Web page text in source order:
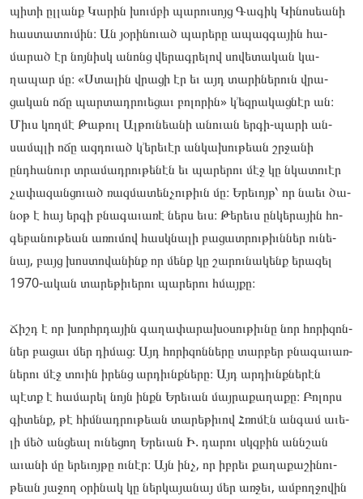
պի­­տի ըլ­­լանք Կա­­րին խումբի պա­­րու­­սոյց Գա­­գիկ Կի­­նոսեանի
հաս­­տա­­­տու­­մին։ Ան յօ­­րինուած պա­­րերը ապազ­­գա­­­յին հա­­
մարած էր նոյ­­նիսկ անոնց վե­­րագ­­րե­­­լով սո­­վետա­­կան կա­­
ղապար մը։ «Ստա­­լին վրա­­ցի էր եւ այդ տա­­րինե­­րուն վրա­­
ցական ոճը պար­­տադրուեցաւ բո­­լորին» կ՚եզ­­րա­­­կաց­­նէր ան։
Միւս կող­­մէ Թա­­թուլ Ալ­­թունեանի անուան եր­­գի-պա­­րի ան­­
սամպլի ոճը ազ­­դուած կ՚երե­­ւէր ան­­կա­­­խու­­թեան շրջա­­նի
ընդհա­­նուր տրա­­մադ­­րութե­­նէն եւ պա­­րերու մէջ կը նկա­­տուէր
չա­­փազան­­ցուած ռազ­­մա­­­տեն­­չութիւն մը։ Երե­­ւոյթ՝ որ նաեւ ծա­­
նօթ է հայ եր­­գի բնա­­գաւա­­ռէ ներս եւս։ Թե­­րեւս ըն­­կե­­­րային հո­­
գեբա­­նու­­թեան առու­­մով հասկնա­­լի բա­­ցատ­­րութիւններ ու­­նե­­­
նայ, բայց խոս­­տո­­­վանինք որ մենք կը շա­­րու­­նա­­­կենք երա­­զել
1970-ական տա­­րեթի­­ւերու պա­­րերու հմայ­­քը։
Ճիշդ է որ խորհրդա­­յին գա­­ղափա­­րախօ­­սու­­թիւնը նոր հո­­րիզոն­­
ներ բա­­ցաւ մեր դի­­մաց։ Այդ հո­­րիզոն­­նե­­­րը տար­­բեր բնա­­գաւառ­­
նե­­­րու մէջ տուին իրենց ար­­դիւնքնե­­րը։ Այդ ար­­դիւնքնե­­րէն
պէտք է հա­­մարել նոյն ինքն Երե­­ւան մայ­­րա­­­քաղա­­քը։ Բո­­լորս
գի­­տենք, թէ հիմ­­նադրու­­թեան տա­­րեթի­­ւով Հռո­­մէն ան­­գամ աւե­­
լի մեծ ան­­ցեալ ու­­նե­­­ցող Երե­­ւան Ի. դա­­րու սկզբին աննշան
աւա­­նի մը երե­­ւոյ­­թը ու­­նէր։ Այն ինչ, որ իբ­­րեւ քա­­ղաքա­­շինու­­
թեան յա­­ջող օրի­­նակ կը ներ­­կա­­­յանայ մեր առ­­ջեւ, ամ­­բողջո­­վին